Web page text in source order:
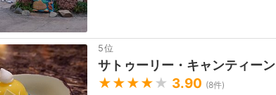
5位
サトゥーリー・キャンティーン
★★★★ ★ 3.90 (8件)